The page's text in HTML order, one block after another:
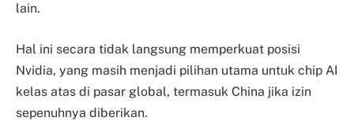
lain.
Hal ini secara tidak langsung memperkuat posisi
Nvidia, yang masih menjadi pilihan utama untuk chip AI
kelas atas di pasar global, termasuk China jika izin
sepenuhnya diberikan.